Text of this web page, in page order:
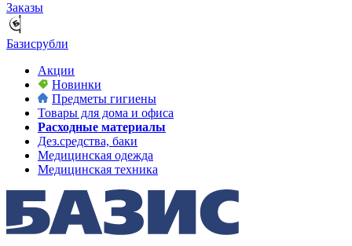
Заказы
Базисрубли
Акции
Новинки
Предметы гигиены
Товары для дома и офиса
Расходные материалы
Дез.средства, баки
Медицинская одежда
Медицинская техника